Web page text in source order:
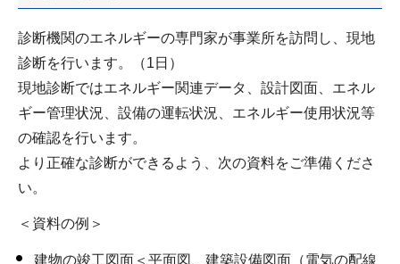
診断機関のエネルギーの専門家が事業所を訪問し、現地
診断を行います。（1日）
現地診断ではエネルギー関連データ、設計図面、エネル
ギー管理状況、設備の運転状況、エネルギー使用状況等
の確認を行います。
より正確な診断ができるよう、次の資料をご準備くださ
い。
＜資料の例＞
建物の竣工図面＜平面図、建築設備図面（電気の配線